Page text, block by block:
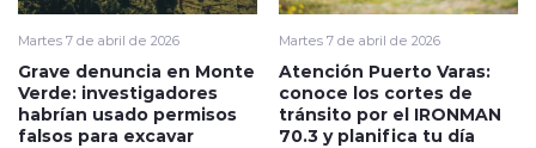
Martes 7 de abril de 2026
Grave denuncia en Monte
Verde: investigadores
habrían usado permisos
falsos para excavar
Martes 7 de abril de 2026
Atención Puerto Varas:
conoce los cortes de
tránsito por el IRONMAN
70.3 y planifica tu día